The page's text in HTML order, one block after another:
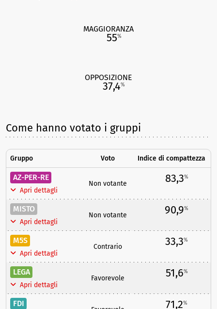
MAGGIORANZA
55%
OPPOSIZIONE
37,4%
Come hanno votato i gruppi
Gruppo Voto Indice di compattezza
AZ-PER-RE
Apri dettagli
Non votante 83,3%
MISTO
Apri dettagli
Non votante 90,9%
M5S
Apri dettagli
Contrario 33,3%
LEGA
Apri dettagli
Favorevole 51,6%
FDI 71,2%